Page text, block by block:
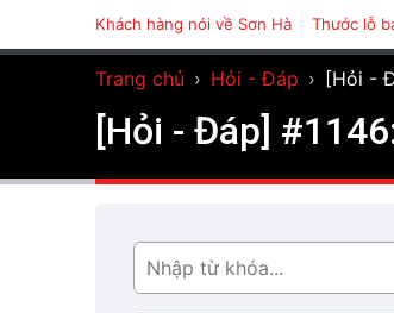
Khách hàng nói về Sơn Hà Thước lỗ
Trang chủ › Hỏi - Đáp › [Hỏi -
[Hỏi - Đáp]
Tìm